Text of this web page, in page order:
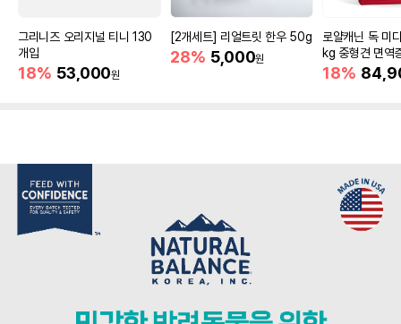
그리니즈 오리지널 티니 130
개입
18% 53,000원
[2개세트] 리얼트릿 한우 50g
28% 5,000원
로얄캐닌 독 미
kg 중형견 면역
18%